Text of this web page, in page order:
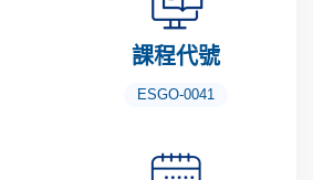
課程代號
ESGO-0041